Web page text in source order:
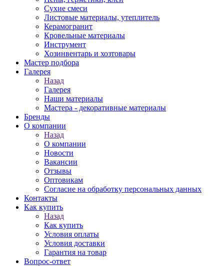
Сухие смеси
Листовые материалы, утеплитель
Керамогранит
Кровельные материалы
Инструмент
Хозинвентарь и хозтовары
Мастер подбора
Галерея
Назад
Галерея
Наши материалы
Мастера - декоративные материалы
Бренды
О компании
Назад
О компании
Новости
Вакансии
Отзывы
Оптовикам
Cогласие на обработку персональных данных
Контакты
Как купить
Назад
Как купить
Условия оплаты
Условия доставки
Гарантия на товар
Вопрос-ответ